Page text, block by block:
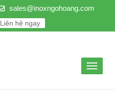
sales@inoxngohoang.com
Liên hệ ngay
Toggle